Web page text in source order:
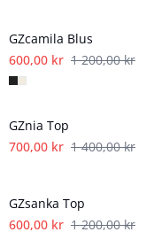
GZcamila Blus
600,00 kr 1 200,00 kr
- 50%
GZnia Top
700,00 kr 1 400,00 kr
GZsanka Top
600,00 kr 1 200,00 kr